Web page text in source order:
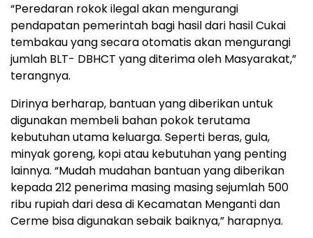
“Peredaran rokok ilegal akan mengurangi
pendapatan pemerintah bagi hasil dari hasil Cukai
tembakau yang secara otomatis akan mengurangi
jumlah BLT- DBHCT yang diterima oleh Masyarakat,”
terangnya.
Dirinya berharap, bantuan yang diberikan untuk
digunakan membeli bahan pokok terutama
kebutuhan utama keluarga. Seperti beras, gula,
minyak goreng, kopi atau kebutuhan yang penting
lainnya. “Mudah mudahan bantuan yang diberikan
kepada 212 penerima masing masing sejumlah 500
ribu rupiah dari desa di Kecamatan Menganti dan
Cerme bisa digunakan sebaik baiknya,” harapnya.